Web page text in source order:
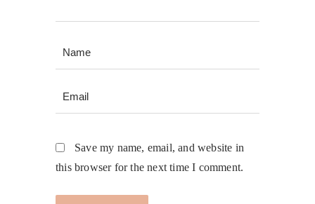
Save my name, email, and website in
this browser for the next time I comment.